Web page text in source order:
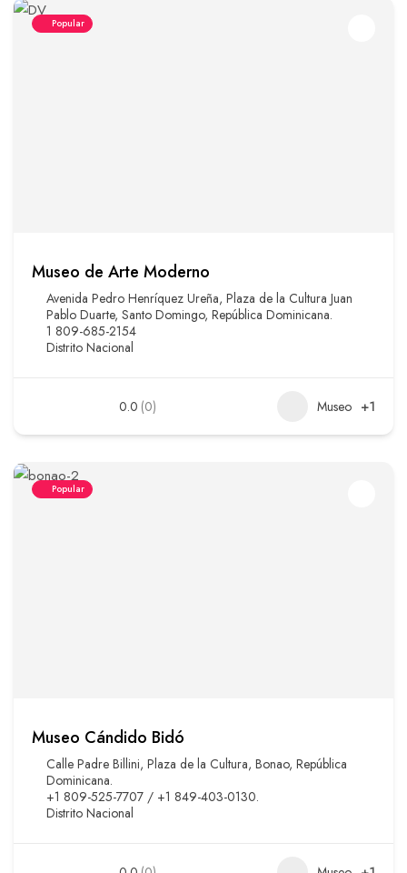
Popular
Museo de Arte Moderno
Avenida Pedro Henríquez Ureña, Plaza de la Cultura Juan
Pablo Duarte, Santo Domingo, República Dominicana.
1 809-685-2154
Distrito Nacional
0.0 (0) Museo +1
Popular
Museo Cándido Bidó
Calle Padre Billini, Plaza de la Cultura, Bonao, República
Dominicana.
+1 809-525-7707 / +1 849-403-0130.
Distrito Nacional